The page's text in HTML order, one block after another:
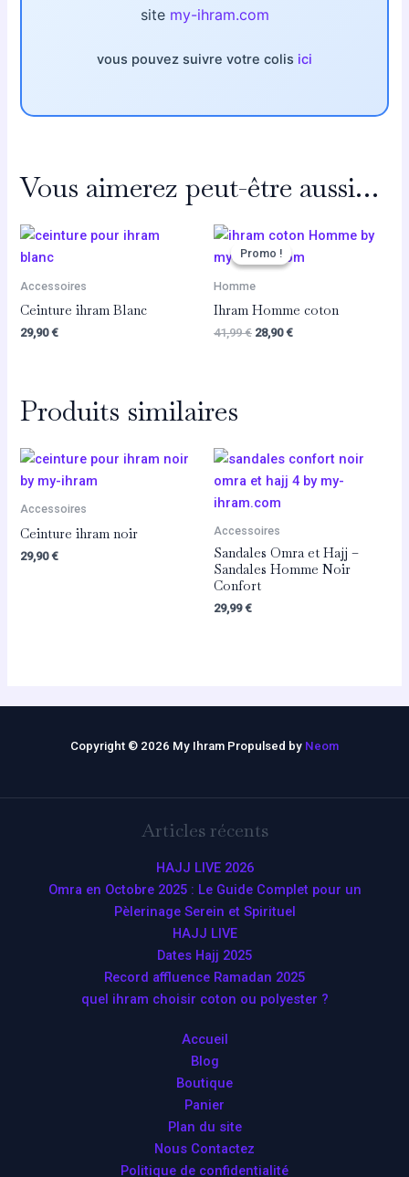
site my-ihram.com
vous pouvez suivre votre colis ici
Vous aimerez peut-être aussi…
Accessoires
Ceinture ihram Blanc
29,90€
Promo !
Promo !
Homme
Ihram Homme coton
41,99€
Le
initial
41,99 €.
28,90€
Le
actuel
Produits similaires
Accessoires
Ceinture ihram noir
29,90€
Accessoires
Sandales Omra et Hajj –
Sandales Homme Noir
Confort
29,99€
Copyright © 2026 My Ihram Propulsed by Neom
Articles récents
HAJJ LIVE 2026
Omra en Octobre 2025 : Le Guide Complet pour un
Pèlerinage Serein et Spirituel
HAJJ LIVE
Dates Hajj 2025
Record affluence Ramadan 2025
quel ihram choisir coton ou polyester ?
Accueil
Blog
Boutique
Panier
Plan du site
Nous Contactez
Politique de confidentialité